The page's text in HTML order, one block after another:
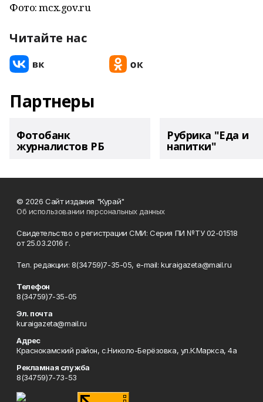
Фото: mcx.gov.ru
Читайте нас
Партнеры
Фотобанк
журналистов РБ
Рубрика "Еда и
напитки"
© 2026 Сайт издания "Курай"
Об использовании персональных данных
Свидетельство о регистрации СМИ: Серия ПИ №ТУ 02-01518
от 25.03.2016 г.
Тел. редакции: 8(34759)7-35-05, e-mail: kuraigazeta@mail.ru
Телефон
8(34759)7-35-05
Эл. почта
kuraigazeta@mail.ru
Адрес
Краснокамский район, с.Николо-Берёзовка, ул.К.Маркса, 4а
Рекламная служба
8(34759)7-73-53